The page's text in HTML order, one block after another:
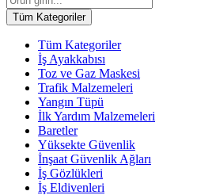
Tüm Kategoriler
Tüm Kategoriler
İş Ayakkabısı
Toz ve Gaz Maskesi
Trafik Malzemeleri
Yangın Tüpü
İlk Yardım Malzemeleri
Baretler
Yüksekte Güvenlik
İnşaat Güvenlik Ağları
İş Gözlükleri
İş Eldivenleri